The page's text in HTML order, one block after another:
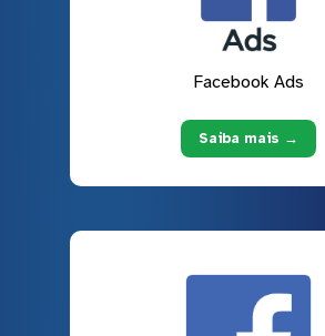
Facebook Ads
Saiba mais →